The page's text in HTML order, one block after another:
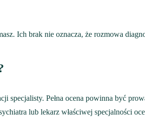
Ich brak nie oznacza, że rozmowa
specjalisty. Pełna ocena powinna być
lub lekarz właściwej specjalności